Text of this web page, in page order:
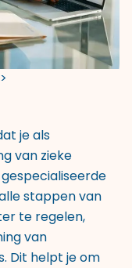
je als
van zieke
stappen van
te regelen,
van
Dit helpt je om